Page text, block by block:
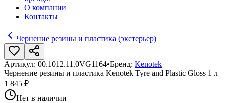
О компании
Контакты
Чернение резины и пластика (экстерьер)
Артикул: 00.1012.11.0VG1164•Бренд: Kenotek
Чернение резины и пластика Kenotek Tyre and Plastic Gloss 1 л
1 845 ₽
Нет в наличии